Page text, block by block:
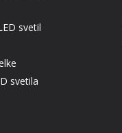
svetil
svetila